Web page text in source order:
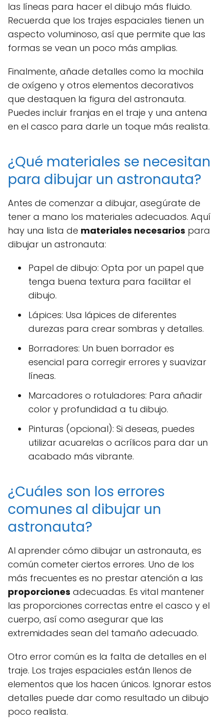
las líneas para hacer el dibujo más fluido.
Recuerda que los trajes espaciales tienen un
aspecto voluminoso, así que permite que las
formas se vean un poco más amplias.
Finalmente, añade detalles como la mochila
de oxígeno y otros elementos decorativos
que destaquen la figura del astronauta.
Puedes incluir franjas en el traje y una antena
en el casco para darle un toque más realista.
¿Qué materiales se necesitan
para dibujar un astronauta?
Antes de comenzar a dibujar, asegúrate de
tener a mano los materiales adecuados. Aquí
hay una lista de materiales necesarios para
dibujar un astronauta:
Papel de dibujo: Opta por un papel que
tenga buena textura para facilitar el
dibujo.
Lápices: Usa lápices de diferentes
durezas para crear sombras y detalles.
Borradores: Un buen borrador es
esencial para corregir errores y suavizar
líneas.
Marcadores o rotuladores: Para añadir
color y profundidad a tu dibujo.
Pinturas (opcional): Si deseas, puedes
utilizar acuarelas o acrílicos para dar un
acabado más vibrante.
¿Cuáles son los errores
comunes al dibujar un
astronauta?
Al aprender cómo dibujar un astronauta, es
común cometer ciertos errores. Uno de los
más frecuentes es no prestar atención a las
proporciones adecuadas. Es vital mantener
las proporciones correctas entre el casco y el
cuerpo, así como asegurar que las
extremidades sean del tamaño adecuado.
Otro error común es la falta de detalles en el
traje. Los trajes espaciales están llenos de
elementos que los hacen únicos. Ignorar estos
detalles puede dar como resultado un dibujo
poco realista.